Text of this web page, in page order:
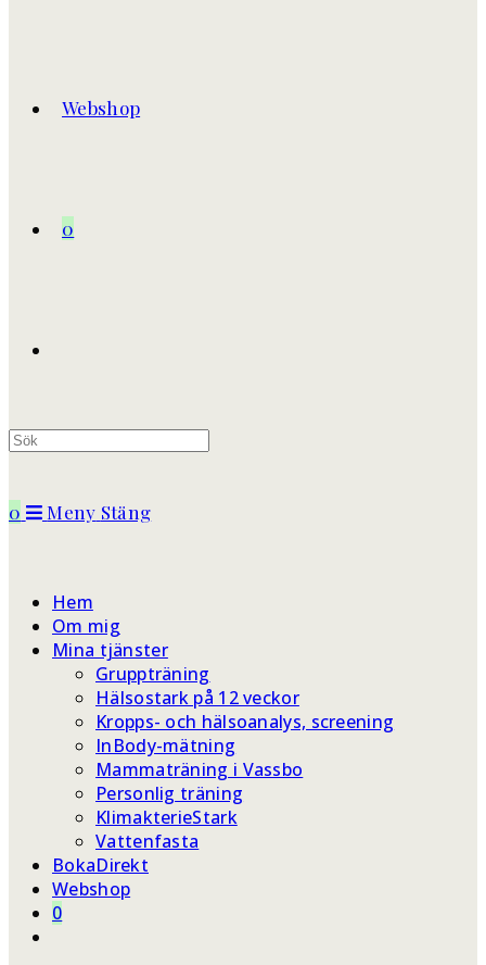
Webshop
0
0 Meny Stäng
Hem
Om mig
Mina tjänster
Gruppträning
Hälsostark på 12 veckor
Kropps- och hälsoanalys, screening
InBody-mätning
Mammaträning i Vassbo
Personlig träning
KlimakterieStark
Vattenfasta
BokaDirekt
Webshop
0